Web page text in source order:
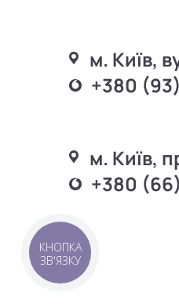
м. Київ,
+380
м. Київ,
+380
КНОПКА
ЗВ'ЯЗКУ